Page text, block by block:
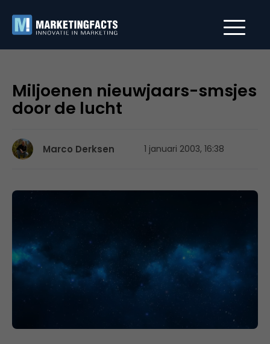
Miljoenen nieuwjaars-smsjes
door de lucht
Marco Derksen 1 januari 2003, 16:38